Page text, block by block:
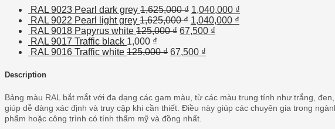
RAL 9023 Pearl dark grey 1,625,000₫ 1,040,000 ₫
RAL 9022 Pearl light grey 1,625,000₫ 1,040,000 ₫
RAL 9018 Papyrus white 125,000₫ 67,500 ₫
RAL 9017 Traffic black 1,000 ₫
RAL 9016 Traffic white 125,000₫ 67,500 ₫
Description
Bảng màu RAL bắt mắt với đa dạng các gam màu, từ các màu trung tính như trắng,
giúp dễ dàng xác định và truy cập khi cần thiết. Điều này giúp các chuyên gia trong
phẩm hoặc công trình có tính thẩm mỹ và đồng nhất.